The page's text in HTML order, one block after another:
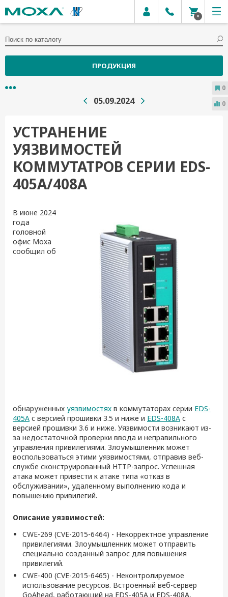
0
ПРОДУКЦИЯ
05.09.2024
УСТРАНЕНИЕ
УЯЗВИМОСТЕЙ
КОММУТАТРОВ СЕРИИ EDS-
405A/408A
В июне 2024
года
головной
офис Moxa
сообщил об
обнаруженных уязвимостях в коммутаторах серии EDS-
405A с версией прошивки 3.5 и ниже и EDS-408A c
версией прошивки 3.6 и ниже. Уязвимости возникают из-
за недостаточной проверки ввода и неправильного
управления привилегиями. Злоумышленник может
воспользоваться этими уязвимостями, отправив веб-
службе сконструированный HTTP-запрос. Успешная
атака может привести к атаке типа «отказ в
обслуживании», удаленному выполнению кода и
повышению привилегий.
Описание уязвимостей:
CWE-269 (CVE-2015-6464) - Некорректное управление
привилегиями. Злоумышленник может отправить
специально созданный запрос для повышения
привилегий.
CWE-400 (CVE-2015-6465) - Неконтролируемое
использование ресурсов. Встроенный веб-сервер
GoAhead, работающий на EDS-405A и EDS-408A,
0
0